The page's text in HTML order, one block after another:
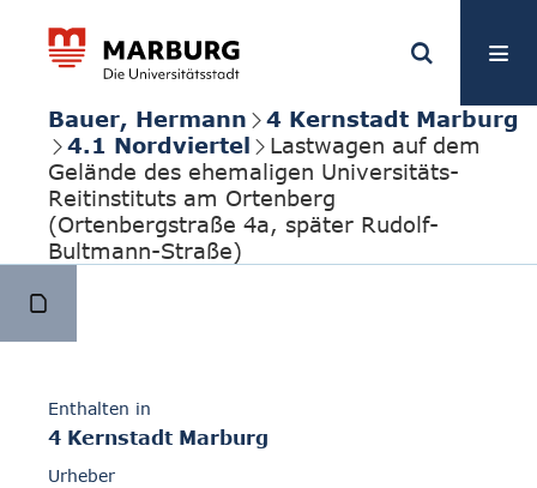
Bauer, Hermann
4 Kernstadt Marburg
4.1 Nordviertel
Lastwagen auf dem
Gelände des ehemaligen Universitäts-
Reitinstituts am Ortenberg
(Ortenbergstraße 4a, später Rudolf-
Bultmann-Straße)
Enthalten in
4 Kernstadt Marburg
Urheber